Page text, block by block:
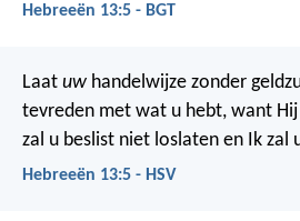
Hebreeën 13:5 - BGT
Laat uw handelwijze zonder
tevreden met wat u hebt, want
zal u beslist niet loslaten en Ik zal
Hebreeën 13:5 - HSV